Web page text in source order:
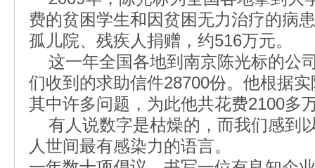
费的贫困学生和因贫困无力治疗的病
孤儿院、残疾人捐赠，约516万元。
这一年全国各地到南京陈光标的公
们收到的求助信件28700份。他根据
其中许多问题，为此他共花费2100多
有人说数字是枯燥的，而我们感到
人世间最有感染力的语言。